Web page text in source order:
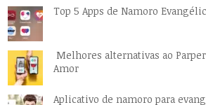
Top 5 Apps de Namoro
Melhores alternativas ao
Amor
Aplicativo de namoro para